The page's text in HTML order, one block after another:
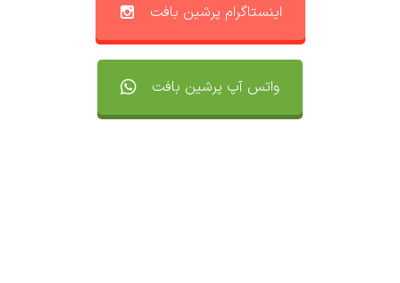
اینستاگرام پرشین بافت
واتس آپ پرشین بافت